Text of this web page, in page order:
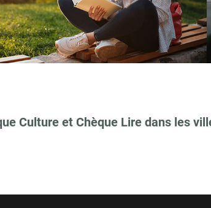
Culture et Chèque Lire dans les